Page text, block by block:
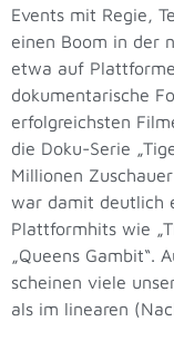
Events mit Regie,
einen Boom in der
etwa auf
dokumentarische
erfolgreichsten
die Doku-Serie
Millionen
war damit deutlich
Plattformhits wie
„Queens Gambit“.
scheinen viele
als im linearen